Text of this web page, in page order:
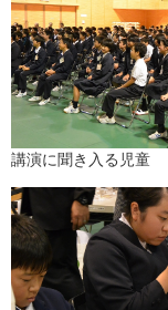
講演に聞き入る児童